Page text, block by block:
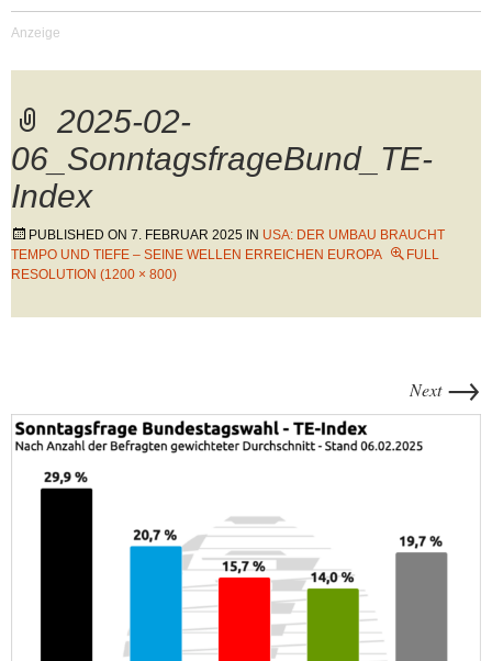
2025-02-
06_SonntagsfrageBund_TE-
Index
PUBLISHED ON 7. FEBRUAR 2025 IN USA: DER UMBAU BRAUCHT
TEMPO UND TIEFE – SEINE WELLEN ERREICHEN EUROPA
FULL
RESOLUTION (1200 × 800)
Next →